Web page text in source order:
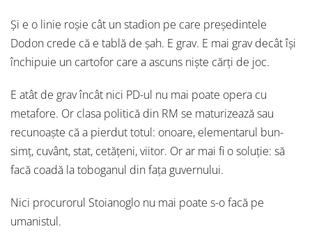
Și e o linie roșie cât un stadion pe care președintele
Dodon crede că e tablă de șah. E grav. E mai grav decât își
închipuie un cartofor care a ascuns niște cărți de joc.
E atât de grav încât nici PD-ul nu mai poate opera cu
metafore. Or clasa politică din RM se maturizează sau
recunoaște că a pierdut totul: onoare, elementarul bun-
simț, cuvânt, stat, cetățeni, viitor. Or ar mai fi o soluție: să
facă coadă la toboganul din fața guvernului.
Nici procurorul Stoianoglo nu mai poate s-o facă pe
umanistul.